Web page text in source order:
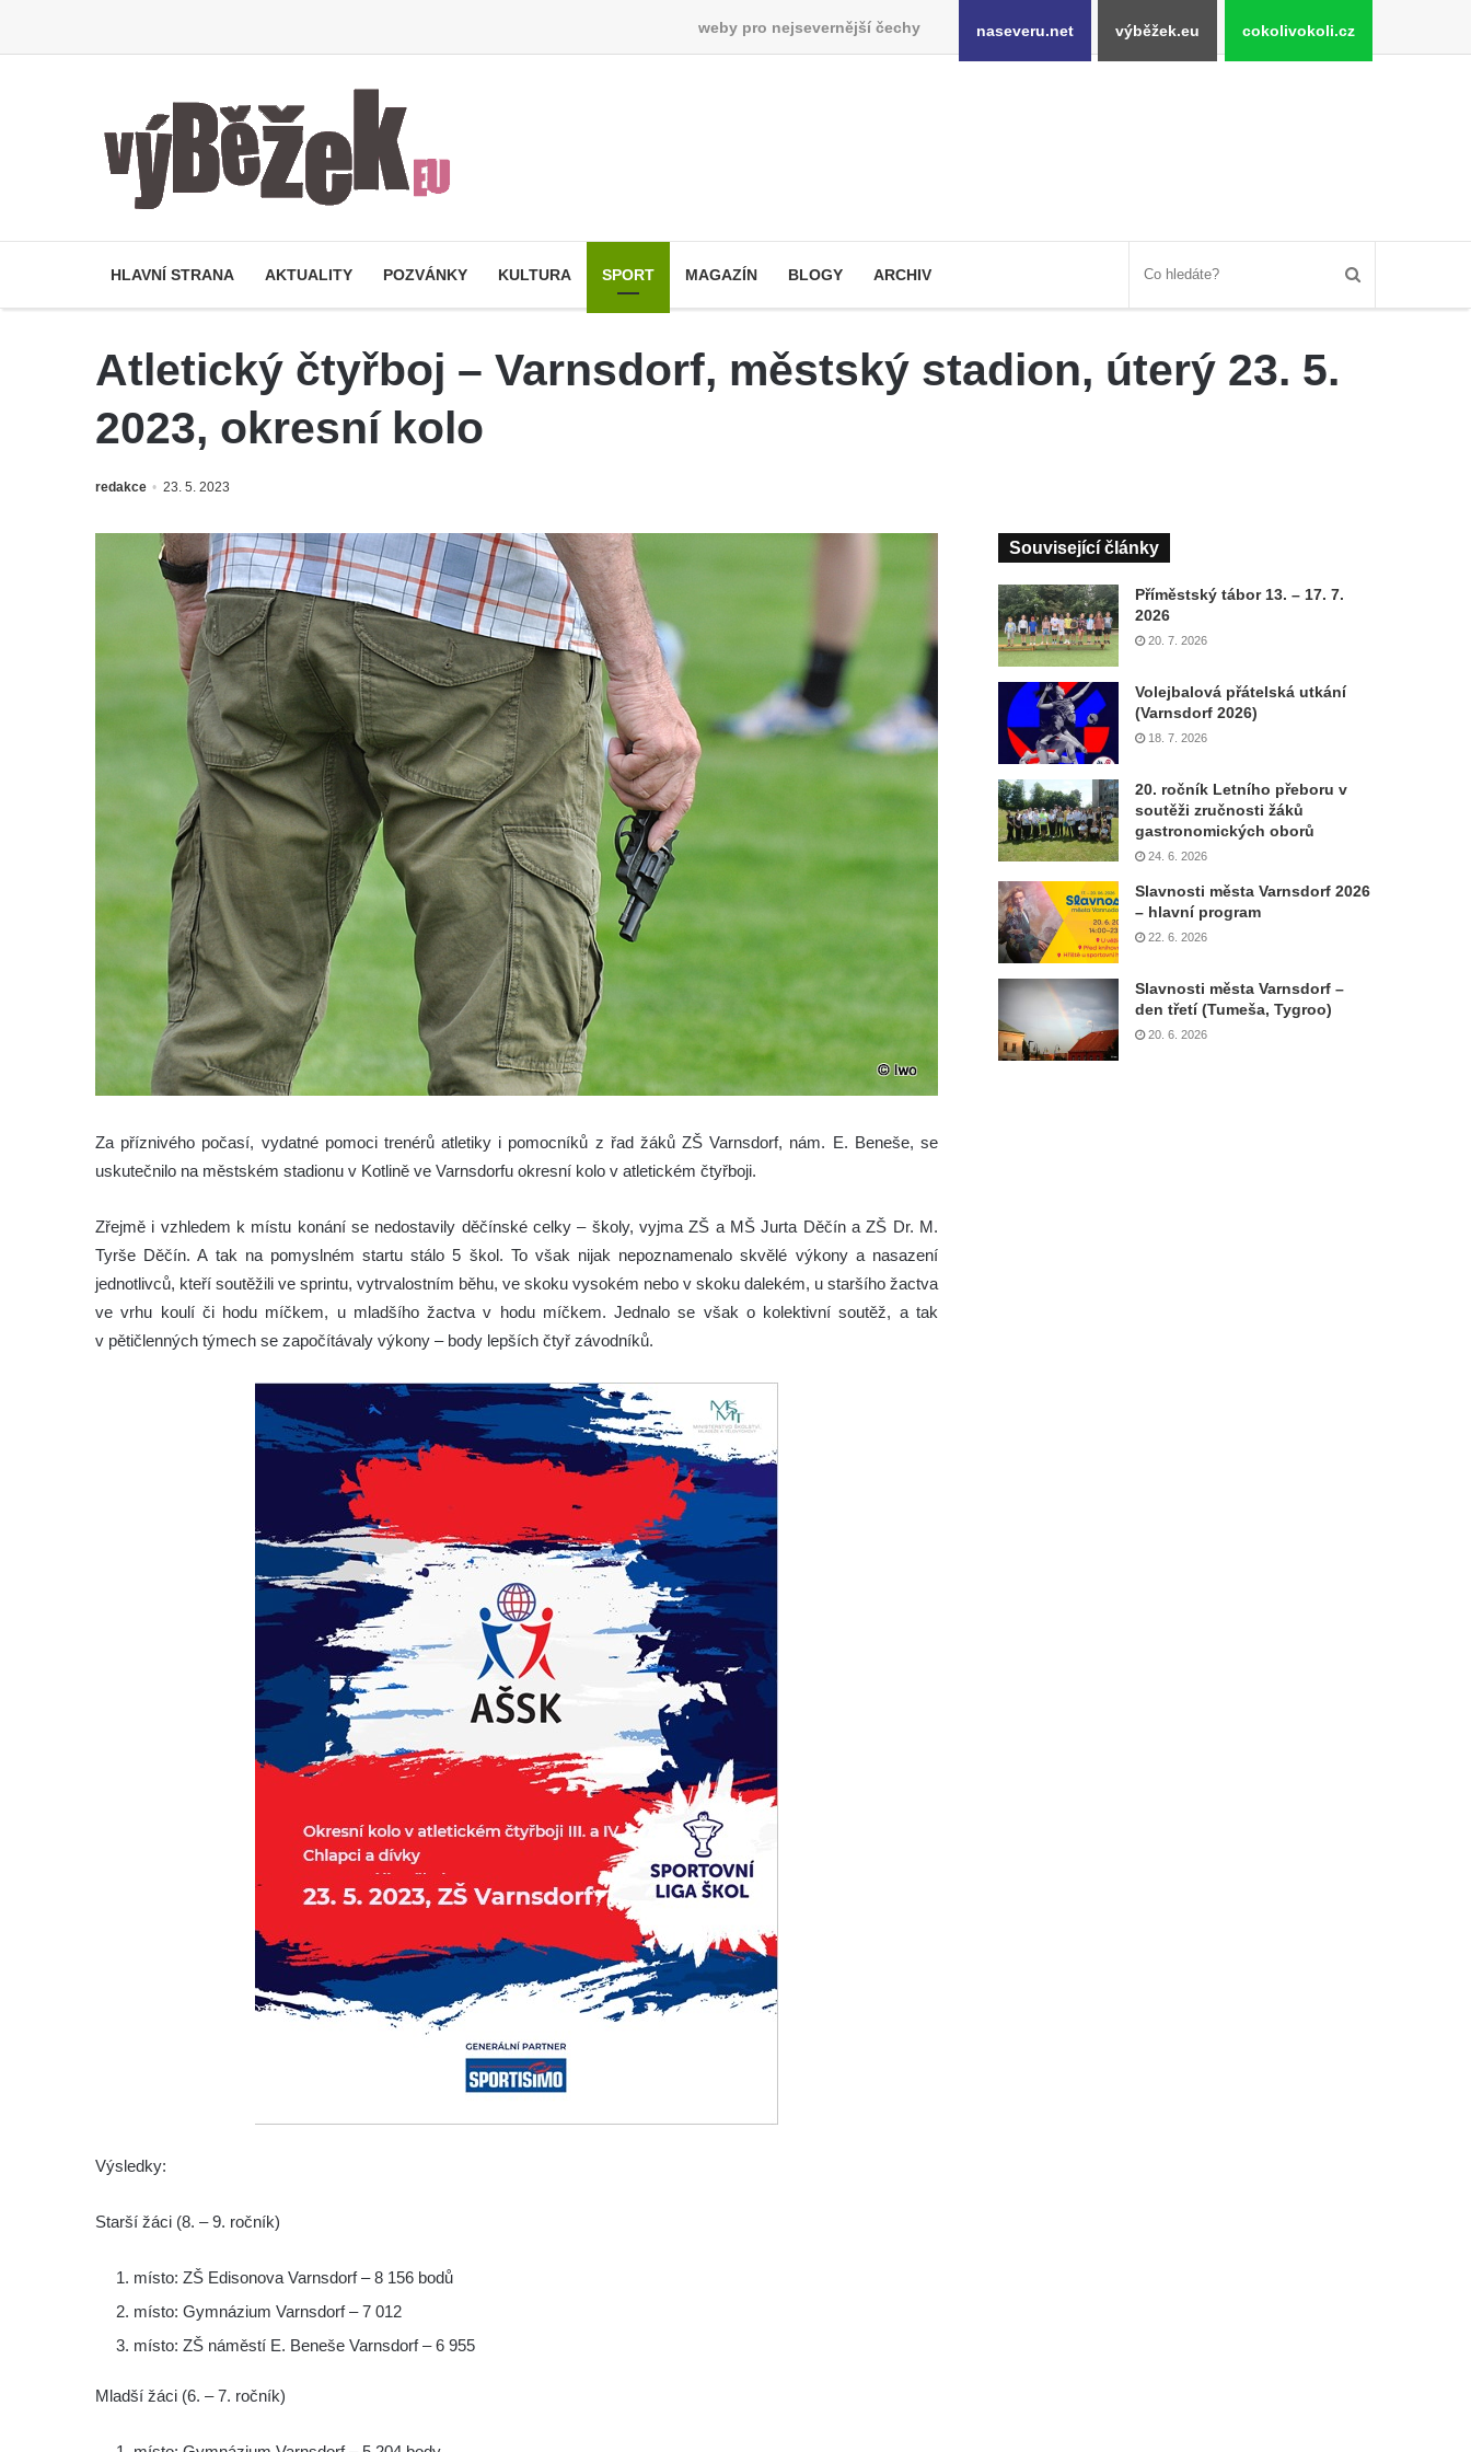
weby pro nejsevernější čechy naseveru.net výběžek.eu cokolivokoli.cz
HLAVNÍ STRANA AKTUALITY POZVÁNKY KULTURA SPORT MAGAZÍN BLOGY ARCHIV
Atletický čtyřboj – Varnsdorf, městský stadion, úterý 23. 5.
2023, okresní kolo
redakce 23. 5. 2023
Za příznivého počasí, vydatné pomoci trenérů atletiky i pomocníků z řad žáků ZŠ Varnsdorf, nám. E. Beneše, se
uskutečnilo na městském stadionu v Kotlině ve Varnsdorfu okresní kolo v atletickém čtyřboji.
Zřejmě i vzhledem k místu konání se nedostavily děčínské celky – školy, vyjma ZŠ a MŠ Jurta Děčín a ZŠ Dr. M.
Tyrše Děčín. A tak na pomyslném startu stálo 5 škol. To však nijak nepoznamenalo skvělé výkony a nasazení
jednotlivců, kteří soutěžili ve sprintu, vytrvalostním běhu, ve skoku vysokém nebo v skoku dalekém, u staršího žactva
ve vrhu koulí či hodu míčkem, u mladšího žactva v hodu míčkem. Jednalo se však o kolektivní soutěž, a tak
v pětičlenných týmech se započítávaly výkony – body lepších čtyř závodníků.
Výsledky:
Starší žáci (8. – 9. ročník)
místo: ZŠ Edisonova Varnsdorf – 8 156 bodů
místo: Gymnázium Varnsdorf – 7 012
místo: ZŠ náměstí E. Beneše Varnsdorf – 6 955
Mladší žáci (6. – 7. ročník)
Související články
Příměstský tábor 13. – 17. 7.
2026
20. 7. 2026
Volejbalová přátelská utkání
(Varnsdorf 2026)
18. 7. 2026
20. ročník Letního přeboru v
soutěži zručnosti žáků
gastronomických oborů
24. 6. 2026
Slavnosti města Varnsdorf 2026
– hlavní program
22. 6. 2026
Slavnosti města Varnsdorf –
den třetí (Tumeša, Tygroo)
20. 6. 2026